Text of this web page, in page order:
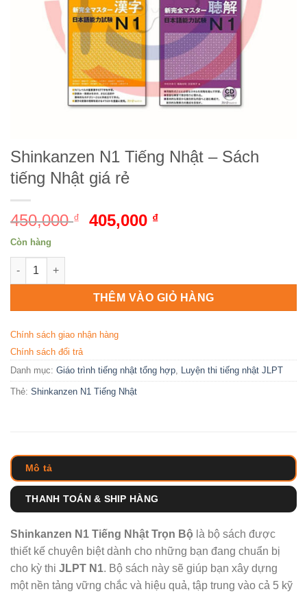
Shinkanzen N1 Tiếng Nhật – Sách
tiếng Nhật giá rẻ
450,000₫
Giá
405,000 ₫
405,000 ₫.
Còn hàng
Shinkanzen N1 Tiếng Nhật - Sách tiếng Nhật giá rẻ số lượng
THÊM VÀO GIỎ HÀNG
Chính sách giao nhận hàng
Chính sách đổi trả
Danh mục: Giáo trình tiếng nhật tổng hợp Luyện thi tiếng nhật JLPT
Thẻ: Shinkanzen N1 Tiếng Nhật
Mô tả
THANH TOÁN & SHIP HÀNG
Shinkanzen N1 Tiếng Nhật Trọn Bộ là bộ sách được
thiết kế chuyên biệt dành cho những bạn đang chuẩn bị
cho kỳ thi JLPT N1. Bộ sách này sẽ giúp bạn xây dựng
một nền tảng vững chắc và hiệu quả, tập trung vào cả 5 kỹ